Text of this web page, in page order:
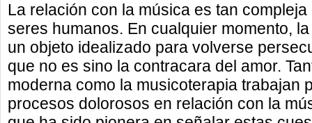
La relación con la música es tan
seres humanos. En cualquier momento,
un objeto idealizado para volverse
que no es sino la contracara del amor.
moderna como la musicoterapia trabajan
procesos dolorosos en relación con la